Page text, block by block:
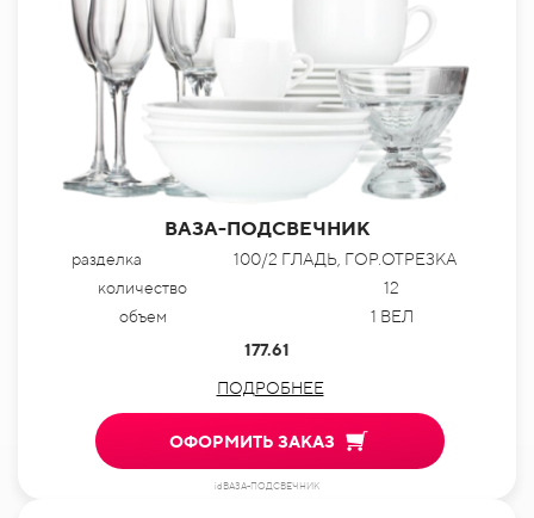
ВАЗА-ПОДСВЕЧНИК
разделка
100/2 ГЛАДЬ, ГОР.ОТРЕЗКА
количество
12
объем
1 ВЕЛ
177.61
ПОДРОБНЕЕ
ОФОРМИТЬ ЗАКАЗ
idВАЗА-ПОДСВЕЧНИК